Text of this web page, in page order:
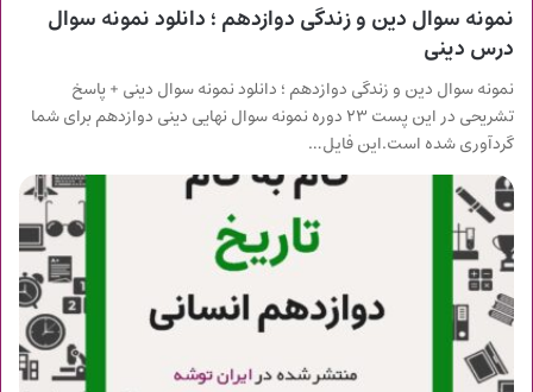
نمونه سوال دین و زندگی دوازدهم ؛ دانلود نمونه سوال
درس دینی
نمونه سوال دین و زندگی دوازدهم ؛ دانلود نمونه سوال دینی + پاسخ
تشریحی در این پست ۲۳ دوره نمونه سوال نهایی دینی دوازدهم برای شما
گردآوری شده است.این فایل…